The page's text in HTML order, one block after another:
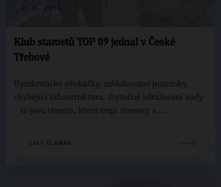
Klub starostů TOP 09 jednal v České
Třebové
Byrokratické překážky, zablokované pozemky,
chybějící infrastruktura, zbytečné zdražování vody
– to jsou témata, která trápí starosty a ...
CELÝ ČLÁNEK